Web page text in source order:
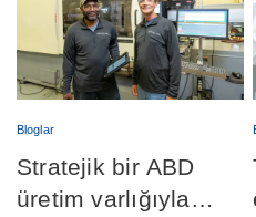
Bloglar
Stratejik bir ABD
üretim varlığıyla